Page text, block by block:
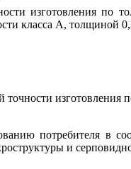
изготовления по
класса А, толщиной
точности изготовления
потребителя в
и серпови